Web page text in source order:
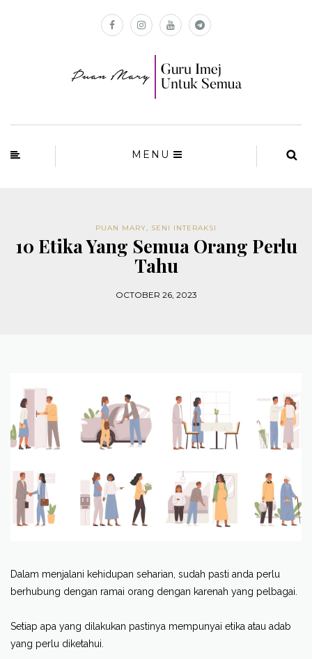
MENU
PUAN MARY, SENI INTERAKSI
10 Etika Yang Semua Orang Perlu
Tahu
OCTOBER 26, 2023
Dalam menjalani kehidupan seharian, sudah pasti anda perlu
berhubung dengan ramai orang dengan karenah yang pelbagai.
Setiap apa yang dilakukan pastinya mempunyai etika atau adab
yang perlu diketahui.